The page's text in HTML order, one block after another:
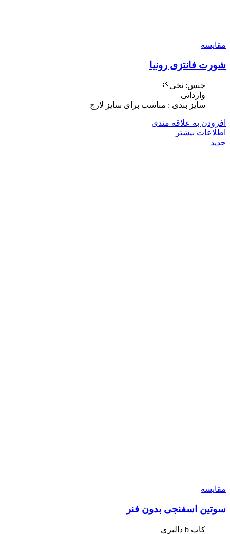
مقایسه
شورت فانتزی رونیا
جنس: نخی🌱
وارداتی
سایز بندی : مناسب برای سایز لارج
افزودن به علاقه مندی
اطلاعات بیشتر
جدید
مقایسه
سوتین اسفنجی بدون فنر
کاپ b دالبری